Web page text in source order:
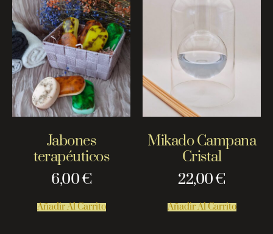
Jabones
terapéuticos
6,00€
Añadir Al Carrito
Mikado Campana
Cristal
22,00€
Añadir Al Carrito